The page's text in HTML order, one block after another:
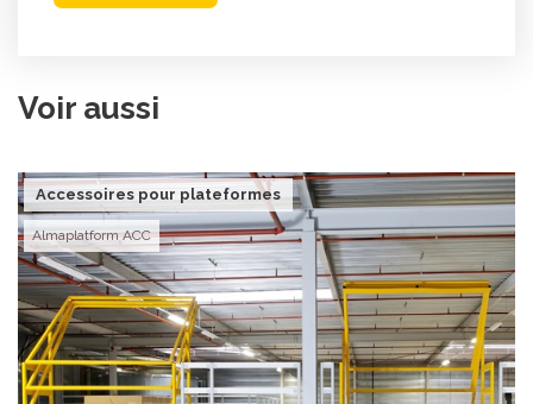
Voir aussi
Accessoires pour plateformes
Almaplatform ACC